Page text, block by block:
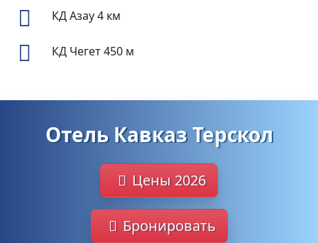
КД Азау4 км
КД Чегет450 м
Отель Кавказ Терскол
Цены 2026
Бронировать